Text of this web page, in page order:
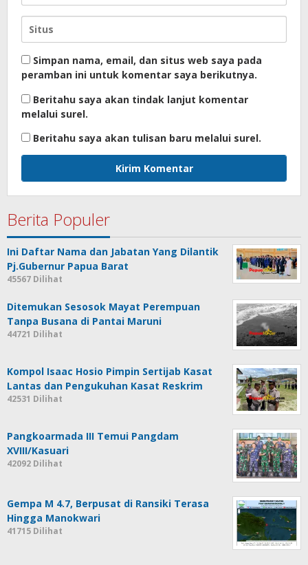
Simpan nama, email, dan situs web saya pada
peramban ini untuk komentar saya berikutnya.
Beritahu saya akan tindak lanjut komentar
melalui surel.
Beritahu saya akan tulisan baru melalui surel.
Berita Populer
Ini Daftar Nama dan Jabatan Yang Dilantik
Pj.Gubernur Papua Barat
45567 Dilihat
Ditemukan Sesosok Mayat Perempuan
Tanpa Busana di Pantai Maruni
44721 Dilihat
Kompol Isaac Hosio Pimpin Sertijab Kasat
Lantas dan Pengukuhan Kasat Reskrim
42531 Dilihat
Pangkoarmada III Temui Pangdam
XVIII/Kasuari
42092 Dilihat
Gempa M 4.7, Berpusat di Ransiki Terasa
Hingga Manokwari
41715 Dilihat